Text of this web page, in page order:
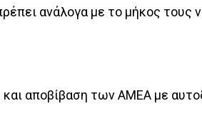
ανάλογα με το μήκος τους
αποβίβαση των ΑΜΕΑ με